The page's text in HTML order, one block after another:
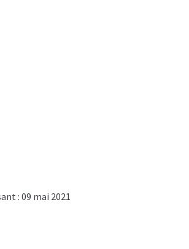
: 09 mai 2021